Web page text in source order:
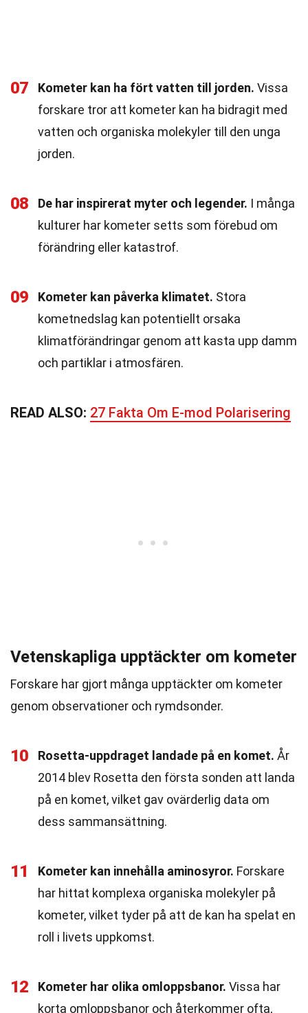
07 Kometer kan ha fört vatten till jorden. Vissa
forskare tror att kometer kan ha bidragit med
vatten och organiska molekyler till den unga
jorden.
08 De har inspirerat myter och legender. I många
kulturer har kometer setts som förebud om
förändring eller katastrof.
09 Kometer kan påverka klimatet. Stora
kometnedslag kan potentiellt orsaka
klimatförändringar genom att kasta upp damm
och partiklar i atmosfären.
READ ALSO: 27 Fakta Om E-mod Polarisering
Vetenskapliga upptäckter om kometer
Forskare har gjort många upptäckter om kometer
genom observationer och rymdsonder.
10 Rosetta-uppdraget landade på en komet. År
2014 blev Rosetta den första sonden att landa
på en komet, vilket gav ovärderlig data om
dess sammansättning.
11 Kometer kan innehålla aminosyror. Forskare
har hittat komplexa organiska molekyler på
kometer, vilket tyder på att de kan ha spelat en
roll i livets uppkomst.
12 Kometer har olika omloppsbanor. Vissa har
korta omloppsbanor och återkommer ofta,